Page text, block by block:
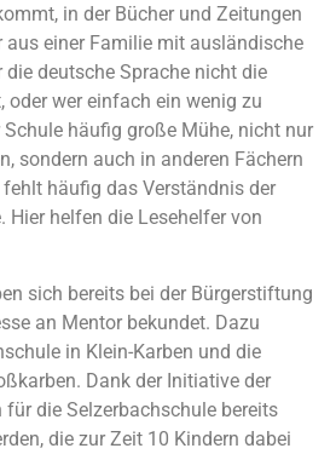
in der Bücher und Zeitungen
aus einer Familie mit ausländische
deutsche Sprache nicht die
oder wer einfach ein wenig zu
häufig große Mühe, nicht nur
sondern auch in anderen Fächern
häufig das Verständnis der
Hier helfen die Lesehelfer von
sich bereits bei der Bürgerstiftung
an Mentor bekundet. Dazu
in Klein-Karben und die
Dank der Initiative der
die Selzerbachschule bereits
die zur Zeit 10 Kindern dabei